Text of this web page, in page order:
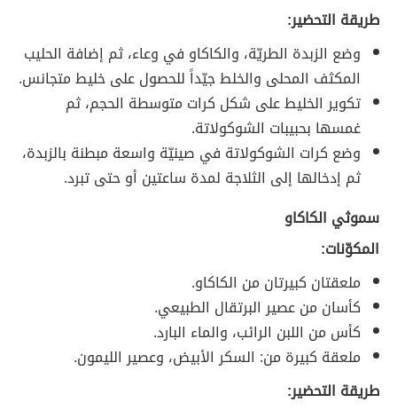
طريقة التحضير:
وضع الزبدة الطريّة، والكاكاو في وعاء، ثم إضافة الحليب
المكثف المحلى والخلط جيّداً للحصول على خليط متجانس.
تكوير الخليط على شكل كرات متوسطة الحجم، ثم
غمسها بحبيبات الشوكولاتة.
وضع كرات الشوكولاتة في صينيّة واسعة مبطنة بالزبدة،
ثم إدخالها إلى الثلاجة لمدة ساعتين أو حتى تبرد.
سموثي الكاكاو
المكوّنات:
ملعقتان كبيرتان من الكاكاو.
كأسان من عصير البرتقال الطبيعي.
كأس من اللبن الرائب، والماء البارد.
ملعقة كبيرة من: السكر الأبيض، وعصير الليمون.
طريقة التحضير: